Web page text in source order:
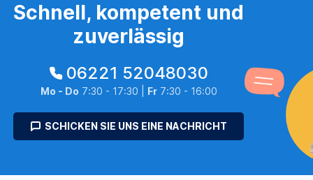
Schnell, kompetent und
zuverlässig
06221 52048030
Mo - Do 7:30 - 17:30 | Fr7:30 - 16:00
SCHICKEN SIE UNS EINE NACHRICHT